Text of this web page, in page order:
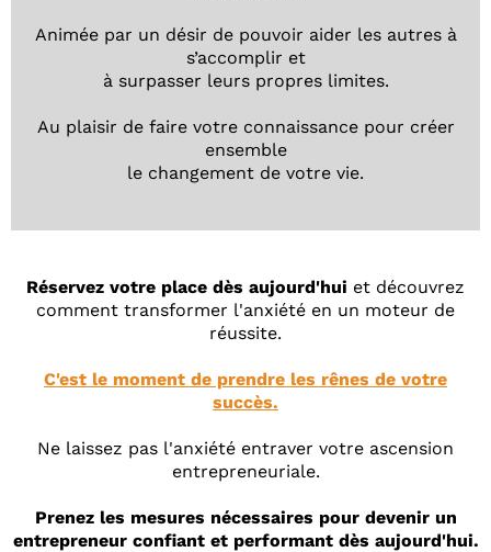
Animée par un désir de pouvoir aider les autres à
s’accomplir et
à surpasser leurs propres limites.
Au plaisir de faire votre connaissance pour créer
ensemble
le changement de votre vie.
Réservez votre place dès aujourd'hui et découvrez
comment transformer l'anxiété en un moteur de
réussite.
C'est le moment de prendre les rênes de votre
succès.
Ne laissez pas l'anxiété entraver votre ascension
entrepreneuriale.
Prenez les mesures nécessaires pour devenir un
entrepreneur confiant et performant dès aujourd'hui.